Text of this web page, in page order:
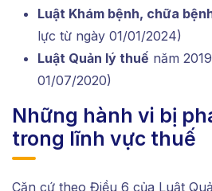
Luật Khám bệnh, chữa
lực từ ngày 01/01/2024)
Luật Quản lý thuế năm
01/07/2020)
Những hành vi bị
trong lĩnh vực thuế
Căn cứ theo Điều 6 của Luật